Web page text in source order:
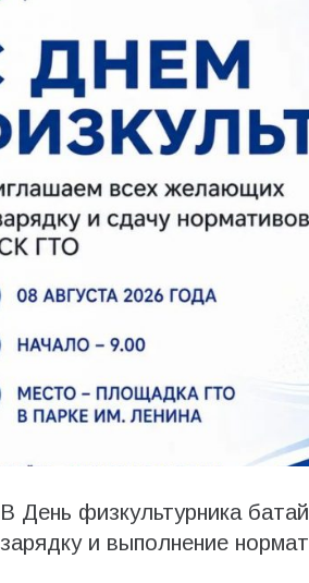
В День физкультурника
зарядку и выполнение